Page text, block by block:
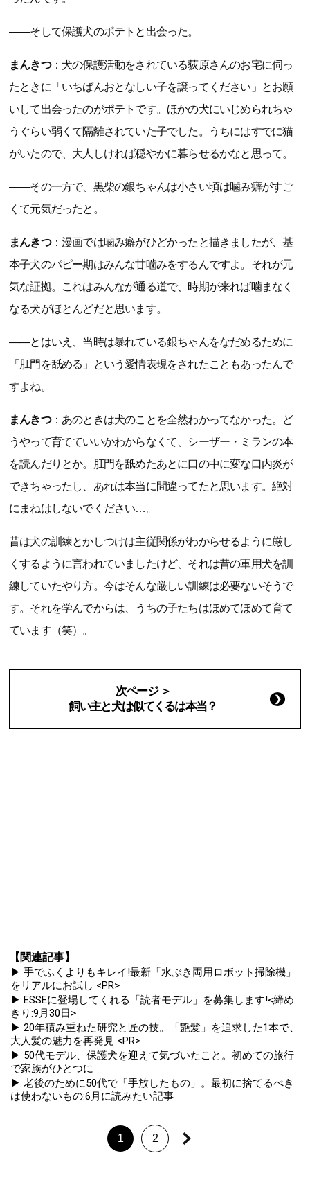
――そして保護犬のポテトと出会った。
まんきつ：犬の保護活動をされている荻原さんのお宅に伺っ
たときに「いちばんおとなしい子を譲ってください」とお願
いして出会ったのがポテトです。ほかの犬にいじめられちゃ
うぐらい弱くて隔離されていた子でした。うちにはすでに猫
がいたので、大人しければ穏やかに暮らせるかなと思って。
――その一方で、黒柴の銀ちゃんは小さい頃は噛み癖がすご
くて元気だったと。
まんきつ：漫画では噛み癖がひどかったと描きましたが、基
本子犬のパピー期はみんな甘噛みをするんですよ。それが元
気な証拠。これはみんなが通る道で、時期が来れば噛まなく
なる犬がほとんどだと思います。
――とはいえ、当時は暴れている銀ちゃんをなだめるために
「肛門を舐める」という愛情表現をされたこともあったんで
すよね。
まんきつ：あのときは犬のことを全然わかってなかった。ど
うやって育てていいかわからなくて、シーザー・ミランの本
を読んだりとか。肛門を舐めたあとに口の中に変な口内炎が
できちゃったし、あれは本当に間違ってたと思います。絶対
にまねはしないでください…。
昔は犬の訓練とかしつけは主従関係がわからせるように厳し
くするように言われていましたけど、それは昔の軍用犬を訓
練していたやり方。今はそんな厳しい訓練は必要ないそうで
す。それを学んでからは、うちの子たちはほめてほめて育て
ています（笑）。
次ページ ＞
飼い主と犬は似てくるは本当？
【関連記事】
▶ 手でふくよりもキレイ!最新「水ぶき両用ロボット掃除機」
をリアルにお試し <PR>
▶ ESSEに登場してくれる「読者モデル」を募集します!<締め
きり:9月30日>
▶ 20年積み重ねた研究と匠の技。「艶髪」を追求した1本で、
大人髪の魅力を再発見 <PR>
▶ 50代モデル、保護犬を迎えて気づいたこと。初めての旅行
で家族がひとつに
▶ 老後のために50代で「手放したもの」。最初に捨てるべき
は使わないもの:6月に読みたい記事
1 2